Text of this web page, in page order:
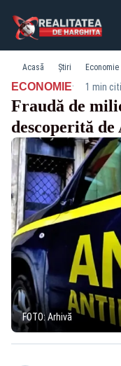
Acasă Știri Economie
ECONOMIE· 1 min
Fraudă de
descoperită de
FOTO: Arhivă